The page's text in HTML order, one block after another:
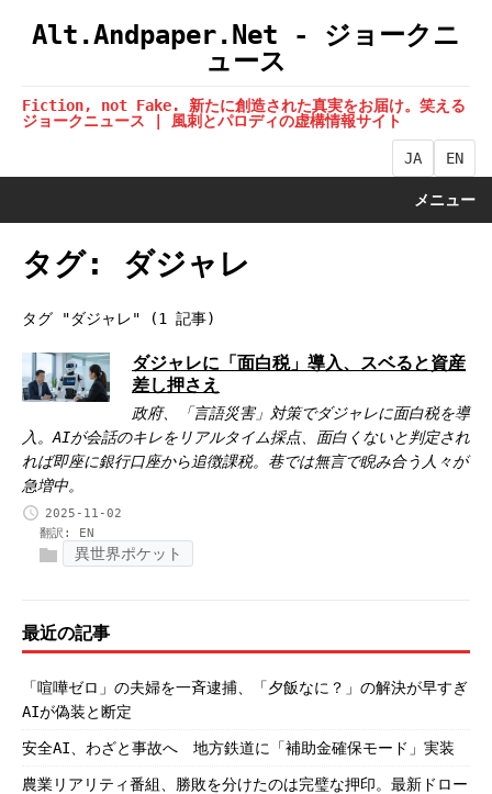
Alt.Andpaper.Net - ジョークニ
ュース
Fiction, not Fake. 新たに創造された真実をお届け。笑える
ジョークニュース | 風刺とパロディの虚構情報サイト
JA EN
メニュー
タグ: ダジャレ
タグ "ダジャレ" (1 記事)
ダジャレに「面白税」導入、スベると資産
差し押さえ
政府、「言語災害」対策でダジャレに面白税を導
入。AIが会話のキレをリアルタイム採点、面白くないと判定され
れば即座に銀行口座から追徴課税。巷では無言で睨み合う人々が
急増中。
2025-11-02
翻訳: EN
異世界ポケット
最近の記事
「喧嘩ゼロ」の夫婦を一斉逮捕、「夕飯なに？」の解決が早すぎ
AIが偽装と断定
安全AI、わざと事故へ 地方鉄道に「補助金確保モード」実装
農業リアリティ番組、勝敗を分けたのは完璧な押印。最新ドロー